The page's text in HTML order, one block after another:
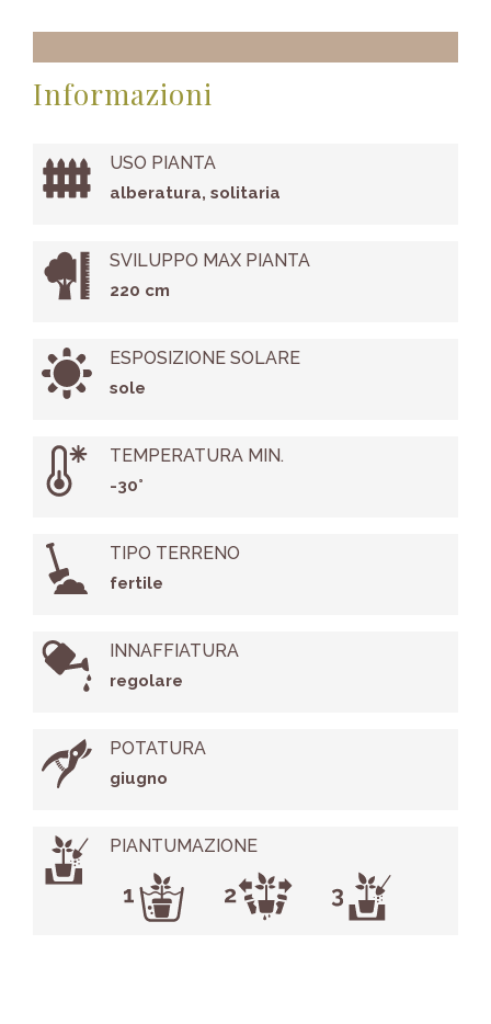
Informazioni
USO PIANTA
alberatura, solitaria
SVILUPPO MAX PIANTA
220 cm
ESPOSIZIONE SOLARE
sole
TEMPERATURA MIN.
-30°
TIPO TERRENO
fertile
INNAFFIATURA
regolare
POTATURA
giugno
PIANTUMAZIONE